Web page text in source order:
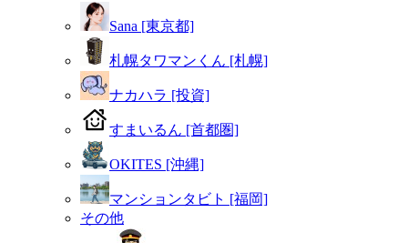
Sana [東京都]
札幌タワマンくん [札幌]
ナカハラ [投資]
すまいるん [首都圏]
OKITES [沖縄]
マンションタビト [福岡]
その他